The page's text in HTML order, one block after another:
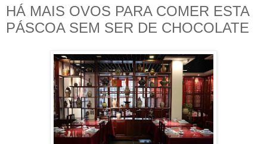
HÁ MAIS OVOS PARA COMER ESTA
PÁSCOA SEM SER DE CHOCOLATE